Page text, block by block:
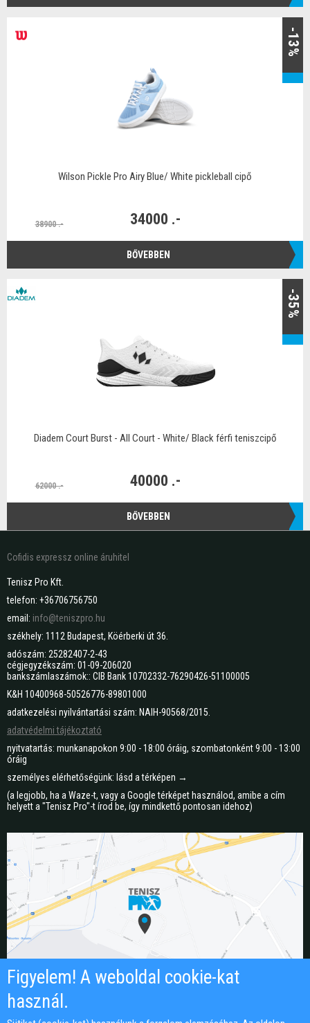
-13%
Wilson Pickle Pro Airy Blue/ White pickleball cipő
38900 .- 34000 .-
BŐVEBBEN
-35%
Diadem Court Burst - All Court - White/ Black férfi teniszcipő
62000 .- 40000 .-
BŐVEBBEN
Cofidis expressz online áruhitel
Tenisz Pro Kft.
telefon: +36706756750
email: info@teniszpro.hu
székhely: 1112 Budapest, Köérberki út 36.
adószám: 25282407-2-43
cégjegyzékszám: 01-09-206020
bankszámlaszámok:: CIB Bank 10702332-76290426-51100005
K&H 10400968-50526776-89801000
adatkezelési nyilvántartási szám: NAIH-90568/2015.
adatvédelmi tájékoztató
nyitvatartás: munkanapokon 9:00 - 18:00 óráig, szombatonként 9:00 - 13:00
óráig
személyes elérhetőségünk: lásd a térképen →
(a legjobb, ha a Waze-t, vagy a Google térképet használod, amibe a cím
helyett a "Tenisz Pro"-t írod be, így mindkettő pontosan idehoz)
Figyelem! A weboldal cookie-kat
használ.